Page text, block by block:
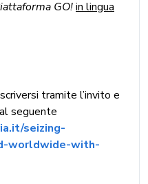
GO!in lingua
tramite l’invito e
seguente
seizing-
worldwide-with-